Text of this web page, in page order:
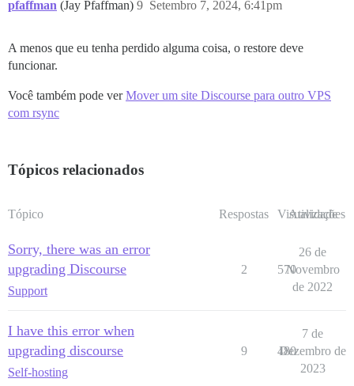
pfaffman (Jay Pfaffman) Setembro 7, 2024, 6:41pm
9
A menos que eu tenha perdido alguma coisa, o restore deve
funcionar.
Você também pode verMover um site Discourse para outro VPS
com rsync
Tópicos relacionados
Tópico Respostas Visualizações
Atividade
Sorry, there was an error
upgrading Discourse
Support
2 570
26 de
Novembro
de 2022
I have this error when
upgrading discourse
Self-hosting
9 480
7 de
Dezembro de
2023